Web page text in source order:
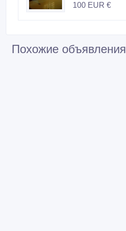
100 EUR €
Похожие объявления